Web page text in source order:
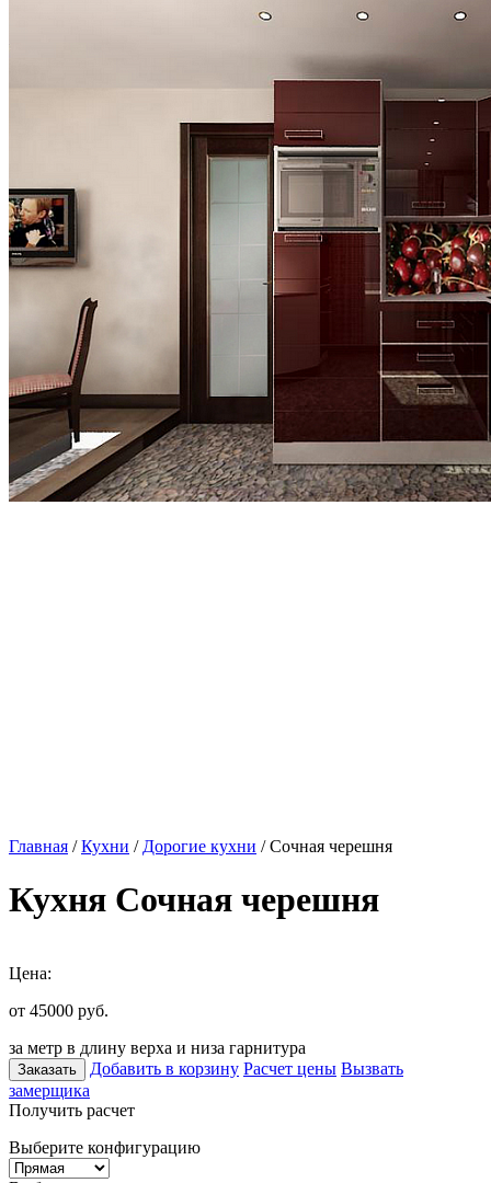
Главная /Кухни / Дорогие кухни / Сочная черешня
Кухня Сочная черешня
Цена:
от 45000 руб.
за метр в длину верха и низа гарнитура
Заказать Добавить в корзину Расчет цены Вызвать
замерщика
Получить расчет
Выберите конфигурацию